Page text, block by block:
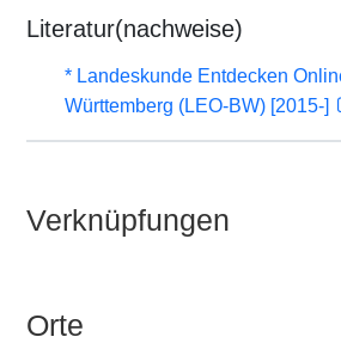
Literatur(nachweise)
* Landeskunde Entdecken
Württemberg (LEO-BW) [2015-]
Verknüpfungen
Orte